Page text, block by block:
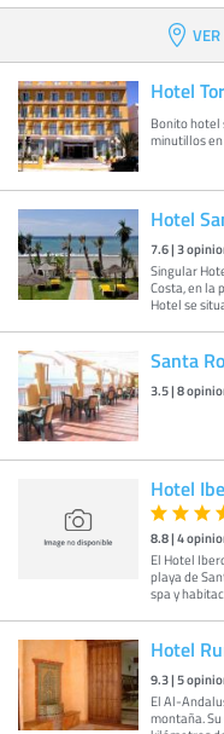
Hotel
Bonito hotel
minutillos
Hotel
7.6|3
Singular
Costa, en la
Hotel se
Santa
3.5|8
Hotel
8.8|4
El Hotel
playa de
spa y
Hotel
9.3|5
El Al-
montaña.